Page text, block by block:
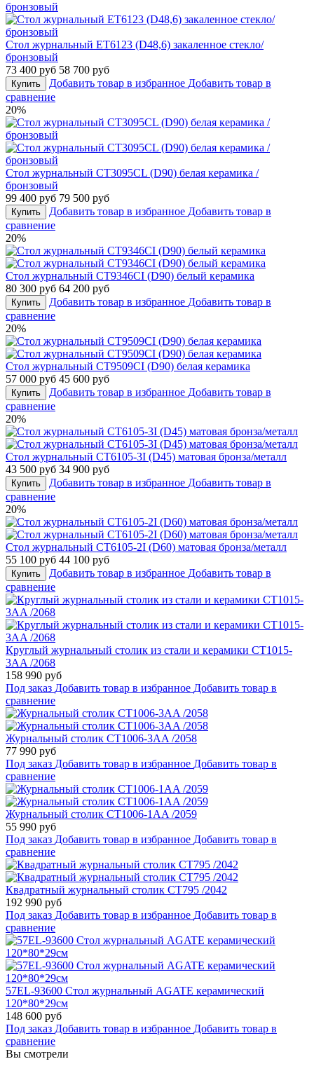
Стол журнальный ET6123 (D48,6) закаленное стекло/
бронзовый
73 400 руб 58 700 руб
Купить Добавить товар в избранное Добавить товар в
сравнение
20%
Стол журнальный CT3095CL (D90) белая керамика /
бронзовый
99 400 руб 79 500 руб
Купить Добавить товар в избранное Добавить товар в
сравнение
20%
Стол журнальный CT9346CI (D90) белый керамика
80 300 руб 64 200 руб
Купить Добавить товар в избранное Добавить товар в
сравнение
20%
Стол журнальный CT9509CI (D90) белая керамика
57 000 руб 45 600 руб
Купить Добавить товар в избранное Добавить товар в
сравнение
20%
Стол журнальный CT6105-3I (D45) матовая бронза/металл
43 500 руб 34 900 руб
Купить Добавить товар в избранное Добавить товар в
сравнение
20%
Стол журнальный CT6105-2I (D60) матовая бронза/металл
55 100 руб 44 100 руб
Купить Добавить товар в избранное Добавить товар в
сравнение
Круглый журнальный столик из стали и керамики CT1015-
3AA /2068
158 990 руб
Под заказ Добавить товар в избранное Добавить товар в
сравнение
Журнальный столик CT1006-3AA /2058
77 990 руб
Под заказ Добавить товар в избранное Добавить товар в
сравнение
Журнальный столик CT1006-1AA /2059
55 990 руб
Под заказ Добавить товар в избранное Добавить товар в
сравнение
Квадратный журнальный столик CT795 /2042
192 990 руб
Под заказ Добавить товар в избранное Добавить товар в
сравнение
57EL-93600 Стол журнальный AGATE керамический
120*80*29см
148 600 руб
Под заказ Добавить товар в избранное Добавить товар в
сравнение
Вы смотрели